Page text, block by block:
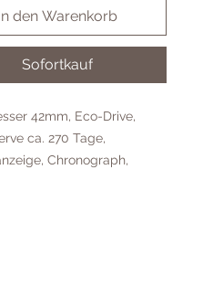
den Warenkorb
Sofortkauf
42mm, Eco-Drive,
ca. 270 Tage,
Chronograph,